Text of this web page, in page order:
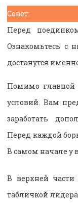
Совет:
Перед
Ознакомьтесь с
достанутся
Помимо главной
условий. Вам
заработать
Перед каждой
В самом начале у
В верхней
табличкой